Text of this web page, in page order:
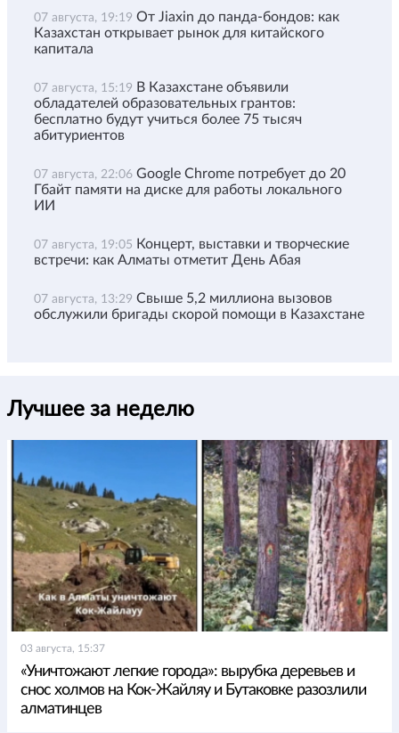
07 августа, 19:19 От Jiaxin до панда-бондов: как
Казахстан открывает рынок для китайского
капитала
07 августа, 15:19 В Казахстане объявили
обладателей образовательных грантов:
бесплатно будут учиться более 75 тысяч
абитуриентов
07 августа, 22:06 Google Chrome потребует до 20
Гбайт памяти на диске для работы локального
ИИ
07 августа, 19:05 Концерт, выставки и творческие
встречи: как Алматы отметит День Абая
07 августа, 13:29 Свыше 5,2 миллиона вызовов
обслужили бригады скорой помощи в Казахстане
Лучшее за неделю
03 августа, 15:37
«Уничтожают легкие города»: вырубка деревьев и
снос холмов на Кок-Жайляу и Бутаковке разозлили
алматинцев